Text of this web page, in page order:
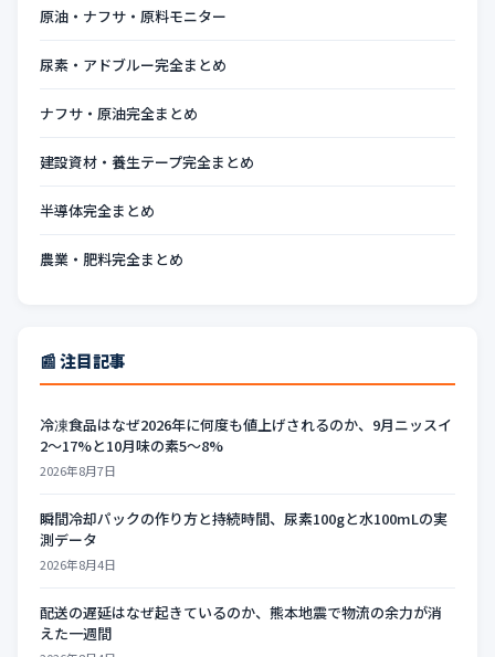
原油・ナフサ・原料モニター
尿素・アドブルー完全まとめ
ナフサ・原油完全まとめ
建設資材・養生テープ完全まとめ
半導体完全まとめ
農業・肥料完全まとめ
📰 注目記事
冷凍食品はなぜ2026年に何度も値上げされるのか、9月ニッスイ
2〜17%と10月味の素5〜8%
2026年8月7日
瞬間冷却パックの作り方と持続時間、尿素100gと水100mLの実
測データ
2026年8月4日
配送の遅延はなぜ起きているのか、熊本地震で物流の余力が消
えた一週間